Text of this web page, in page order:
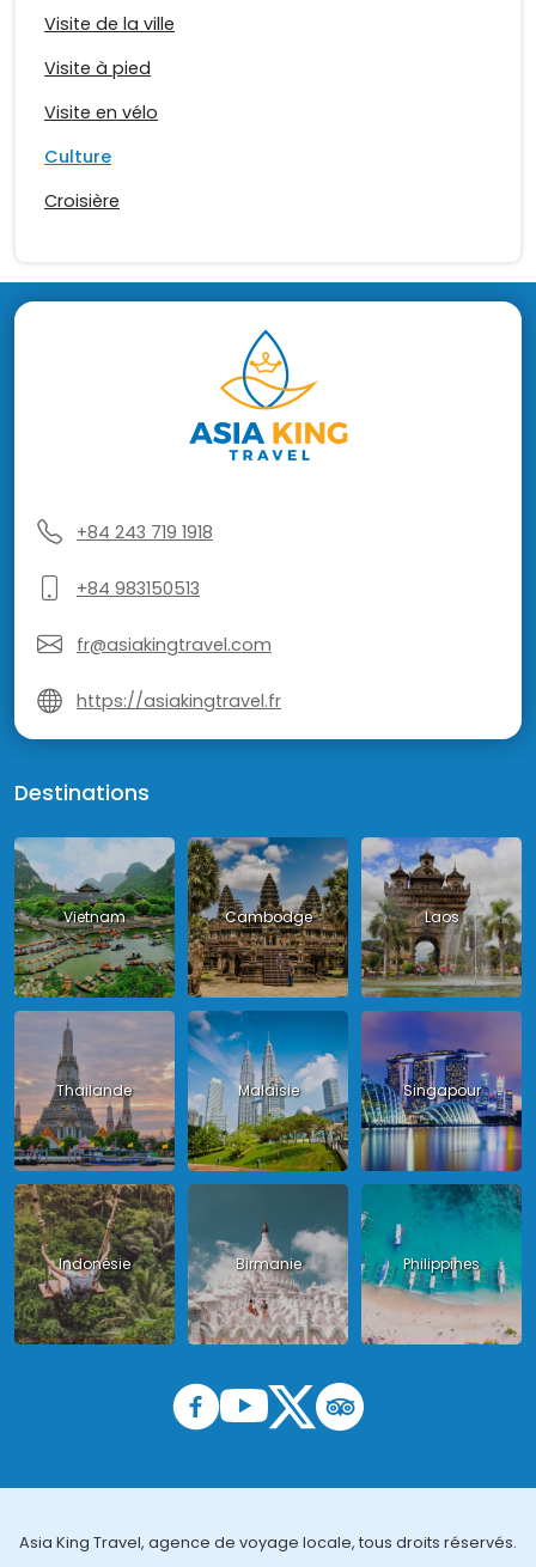
Visite de la ville
Visite à pied
Visite en vélo
Culture
Croisière
+84 243 719 1918
+84 983150513
fr@asiakingtravel.com
https://asiakingtravel.fr
Destinations
Vietnam Cambodge Laos
Thailande Malaisie Singapour
Indonésie Birmanie Philippines
Asia King Travel, agence de voyage locale, tous droits réservés.